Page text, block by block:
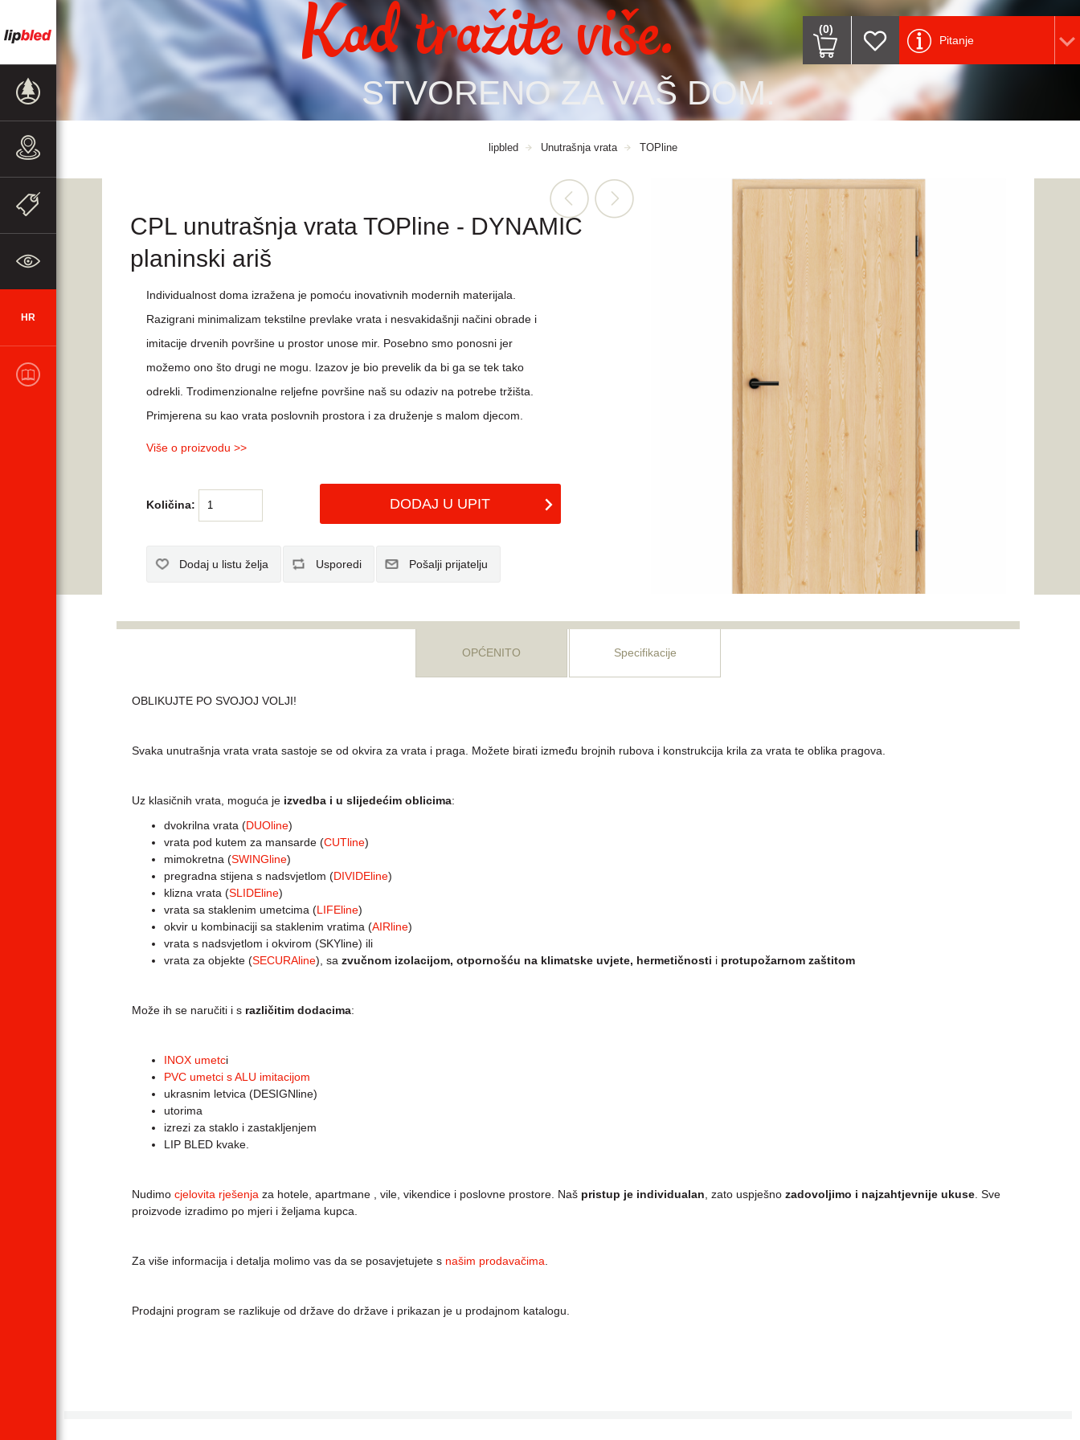
(0)
Pitanje
HR CZ
Kad tražite više.
STVORENO ZA VAŠ DOM.
lipbled Unutrašnja vrata TOPline
CPL unutrašnja vrata TOPline - DYNAMIC
planinski ariš
Individualnost doma izražena je pomoću inovativnih modernih materijala.
Razigrani minimalizam tekstilne prevlake vrata i nesvakidašnji načini obrade i
imitacije drvenih površine u prostor unose mir. Posebno smo ponosni jer
možemo ono što drugi ne mogu. Izazov je bio prevelik da bi ga se tek tako
odrekli. Trodimenzionalne reljefne površine naš su odaziv na potrebe tržišta.
Primjerena su kao vrata poslovnih prostora i za druženje s malom djecom.
Više o proizvodu >>
Količina:
OPĆENITO Specifikacije
OBLIKUJTE PO SVOJOJ VOLJI!
Svaka unutrašnja vrata vrata sastoje se od okvira za vrata i praga. Možete birati između brojnih rubova i konstrukcija krila za vrata te oblika pragova.
Uz klasičnih vrata, moguća je izvedba i u slijedećim oblicima:
dvokrilna vrata (DUOline)
vrata pod kutem za mansarde (CUTline)
mimokretna (SWINGline)
pregradna stijena s nadsvjetlom (DIVIDEline)
klizna vrata (SLIDEline)
vrata sa staklenim umetcima (LIFEline)
okvir u kombinaciji sa staklenim vratima (AIRline)
vrata s nadsvjetlom i okvirom (SKYline) ili
vrata za objekte (SECURAline), sazvučnom izolacijom, otpornošću na klimatske uvjete, hermetičnosti i protupožarnom zaštitom
Može ih se naručiti i s različitim dodacima:
INOX umetci
PVC umetci s ALU imitacijom
ukrasnim letvica (DESIGNline)
utorima
izrezi za staklo i zastakljenjem
LIP BLED kvake.
Nudimocjelovita rješenja za hotele, apartmane , vile, vikendice i poslovne prostore. Naš pristup je individualan , zato uspješnozadovoljimo i najzahtjevnije ukuse . Sve
proizvode izradimo po mjeri i željama kupca.
Za više informacija i detalja molimo vas da se posavjetujete s našim prodavačima
Prodajni program se razlikuje od države do države i prikazan je u prodajnom katalogu.